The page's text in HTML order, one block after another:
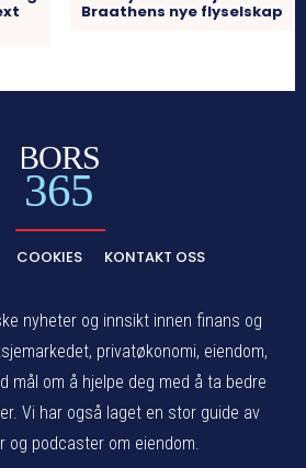
Braathens nye flyselskap
BORS
365
COOKIES KONTAKT OSS
nyheter og innsikt innen finans og
privatøkonomi, eiendom,
mål om å hjelpe deg med å ta bedre
Vi har også laget en stor guide av
og podcaster om eiendom.